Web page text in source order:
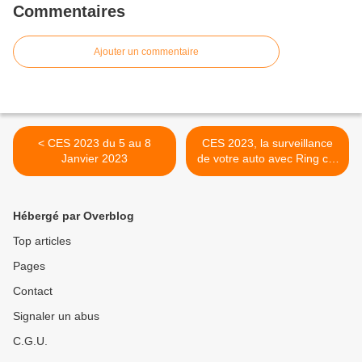
Commentaires
Ajouter un commentaire
< CES 2023 du 5 au 8
Janvier 2023
CES 2023, la surveillance
de votre auto avec Ring car
Cam >
Hébergé par Overblog
Top articles
Pages
Contact
Signaler un abus
C.G.U.